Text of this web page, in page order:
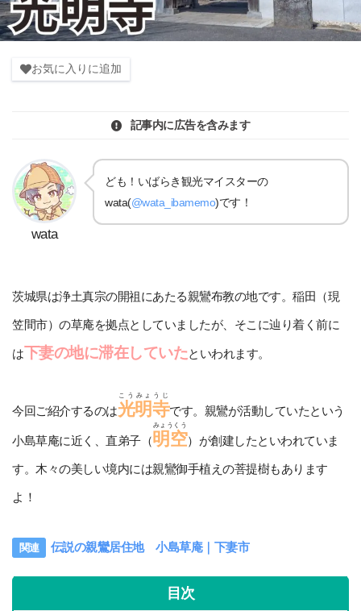
お気に入りに追加
記事内に広告を含みます
wata
ども！いばらき観光マイスターの
wata(@wata_ibamemo)です！
茨城県は浄土真宗の開祖にあたる親鸞布教の地です。稲田（現
笠間市）の草庵を拠点としていましたが、そこに辿り着く前に
は下妻の地に滞在していたといわれます。
今回ご紹介するのは光明寺
こうみょうじ
です。親鸞が活動していたという
小島草庵に近く、直弟子（明空
みょうくう
）が創建したといわれていま
す。木々の美しい境内には親鸞御手植えの菩提樹もあります
よ！
伝説の親鸞居住地 小島草庵｜下妻市
目次